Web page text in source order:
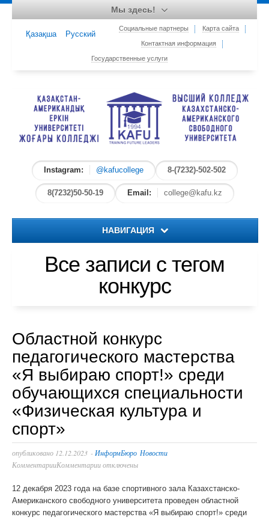
A key is required for proper operation of Raster JS API. Help: api@2gis.ru
Республика Казахстан, Восточно-Казахстанская область,
Усть-Каменогорск, Нурсултана Назарбаева 86/2
Режим работы: ежедневно с 9.00 до 18.00, выходной –
суббота, воскресенье.
Удобный проезд: остановка «ТД Валентина» маршруты
автобусов №1, 7, 12, 13, 13А, 19,25,39,43,71,351,228,262.
Мы здесь!
Қазақша Русский
Социальные партнеры Карта сайта
Контактная информация
Государственные услуги
Instagram: @kafucollege 8-(7232)-502-502
8(7232)50-50-19 Email: college@kafu.kz
НАВИГАЦИЯ
Главная
Документы для поступления
Вступительные экзамены
Зачисление в состав обучающихся по
государственному образовательному заказу (Грант)
ПРАВИЛА ПРИЕМА
Специальности
О колледже
Все записи с тегом
конкурс
Областной конкурс
педагогического мастерства
«Я выбираю спорт!» среди
обучающихся специальности
«Физическая культура и
спорт»
опубликовано 12.12.2023 - ИнформБюро Новости
КомментарииКомментарии отключены
12 декабря 2023 года на базе спортивного зала Казахстанско-
Американского свободного университета проведен областной
конкурс педагогического мастерства «Я выбираю спорт!» среди